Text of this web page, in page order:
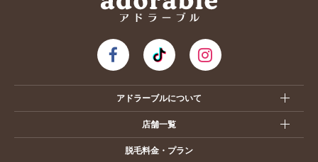
アドラーブルについて
店舗一覧
脱毛料金・プラン